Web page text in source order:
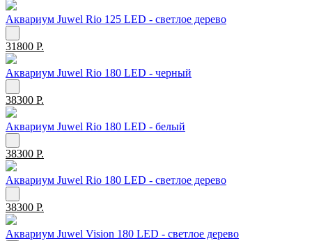
Аквариум Juwel Rio 125 LED - светлое дерево
31800 Р.
Аквариум Juwel Rio 180 LED - черный
38300 Р.
Аквариум Juwel Rio 180 LED - белый
38300 Р.
Аквариум Juwel Rio 180 LED - светлое дерево
38300 Р.
Аквариум Juwel Vision 180 LED - светлое дерево